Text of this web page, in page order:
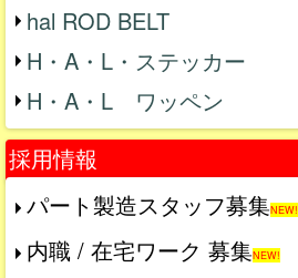
hal ROD BELT
H・A・L・ステッカー
H・A・L ワッペン
採用情報
パート製造スタッフ募集NEW!
内職 / 在宅ワーク 募集NEW!